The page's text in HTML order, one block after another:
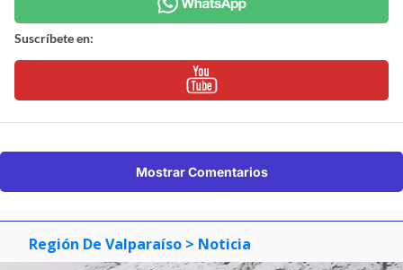
Suscríbete en:
Mostrar Comentarios
Región De Valparaíso > Noticia